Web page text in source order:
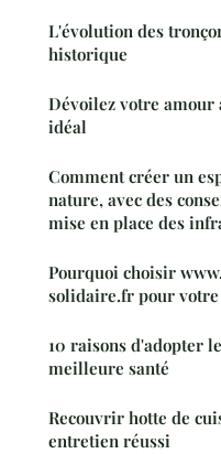
L'évolution des
historique
Dévoilez votre amour
idéal
Comment créer un
nature, avec des
mise en place des
Pourquoi choisir
solidaire.fr pour votre
10 raisons d'adopter
meilleure santé
Recouvrir hotte de
entretien réussi